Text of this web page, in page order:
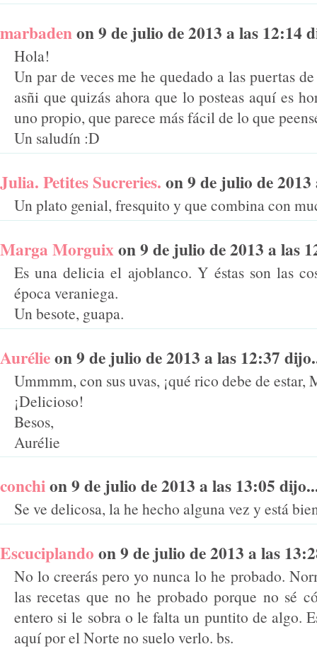
marbadenon 9 de julio de 2013 a las 12:14
Hola!
Un par de veces me he quedado a las puertas
asñi que quizás ahora que lo posteas aquí es
uno propio, que parece más fácil de lo que
Un saludín :D
Julia. Petites Sucreries. on 9 de julio de
Un plato genial, fresquito y que combina con
Marga Morguix on 9 de julio de 2013 a las
Es una delicia el ajoblanco. Y éstas son las
época veraniega.
Un besote, guapa.
Aurélieon 9 de julio de 2013 a las 12:37
Ummmm, con sus uvas, ¡qué rico debe de estar,
¡Delicioso!
Besos,
Aurélie
conchion 9 de julio de 2013 a las 13:05
Se ve delicosa, la he hecho alguna vez y está
Escuciplando on 9 de julio de 2013 a las
No lo creerás pero yo nunca lo he probado.
las recetas que no he probado porque no sé
entero si le sobra o le falta un puntito de algo.
aquí por el Norte no suelo verlo. bs.